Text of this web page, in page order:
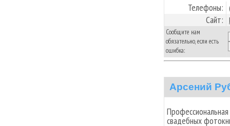
Телефоны:
Сайт:
Сообщите нам
обязательно, если есть
ошибка:
Арсений
свадебных